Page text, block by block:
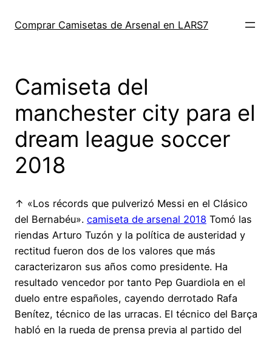
Comprar Camisetas de Arsenal en LARS7
Camiseta del
manchester city para el
dream league soccer
2018
↑ «Los récords que pulverizó Messi en el Clásico
del Bernabéu». camiseta de arsenal 2018 Tomó las
riendas Arturo Tuzón y la política de austeridad y
rectitud fueron dos de los valores que más
caracterizaron sus años como presidente. Ha
resultado vencedor por tanto Pep Guardiola en el
duelo entre españoles, cayendo derrotado Rafa
Benítez, técnico de las urracas. El técnico del Barça
habló en la rueda de prensa previa al partido del